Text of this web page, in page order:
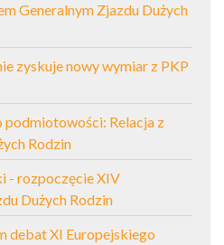
Generalnym Zjazdu Dużych
zyskuje nowy wymiar z PKP
Relacja z
Rodzin
- rozpoczęcie XIV
Dużych Rodzin
debat XI Europejskiego